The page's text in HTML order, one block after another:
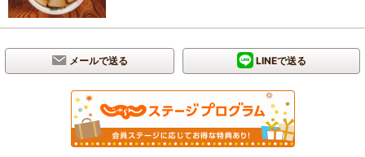
メールで送る LINEで送る